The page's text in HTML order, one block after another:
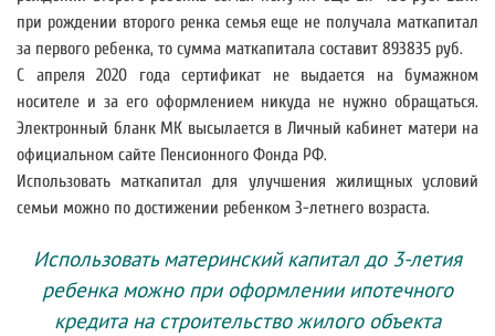
при рождении второго ренка семья еще не получала маткапитал
за первого ребенка, то сумма маткапитала составит 893835 руб.
С апреля 2020 года сертификат не выдается на бумажном
носителе и за его оформлением никуда не нужно обращаться.
Электронный бланк МК высылается в Личный кабинет матери на
официальном сайте Пенсионного Фонда РФ.
Использовать маткапитал для улучшения жилищных условий
семьи можно по достижении ребенком 3-летнего возраста.
Использовать материнский капитал до 3-летия
ребенка можно при оформлении ипотечного
кредита на строительство жилого объекта